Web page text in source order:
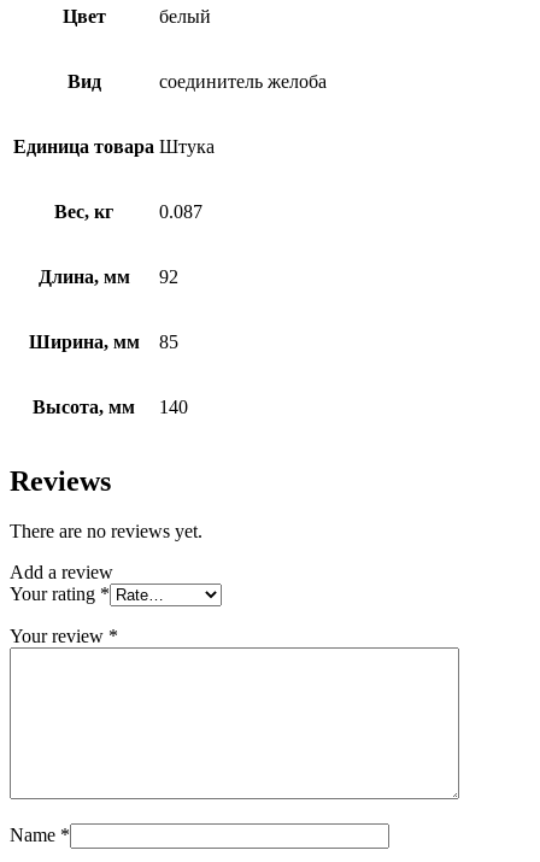
Цвет белый
Вид соединитель желоба
Единица товара Штука
Вес, кг 0.087
Длина, мм 92
Ширина, мм 85
Высота, мм 140
Reviews
There are no reviews yet.
Add a review
Your rating *
Your review *
Name *